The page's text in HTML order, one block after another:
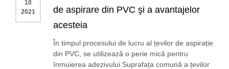
10
2021
de aspirare din PVC şi a avantajelor
acesteia
În timpul procesului de lucru al țevilor de aspirație
din PVC, se utilizează o perie mică pentru
înmuierea adezivului.Suprafața comună a țevilor